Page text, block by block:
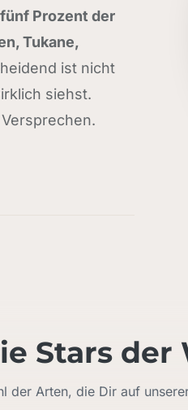
Prozent der
Tukane,
ist nicht
siehst.
Stars der
der Arten, die Dir auf